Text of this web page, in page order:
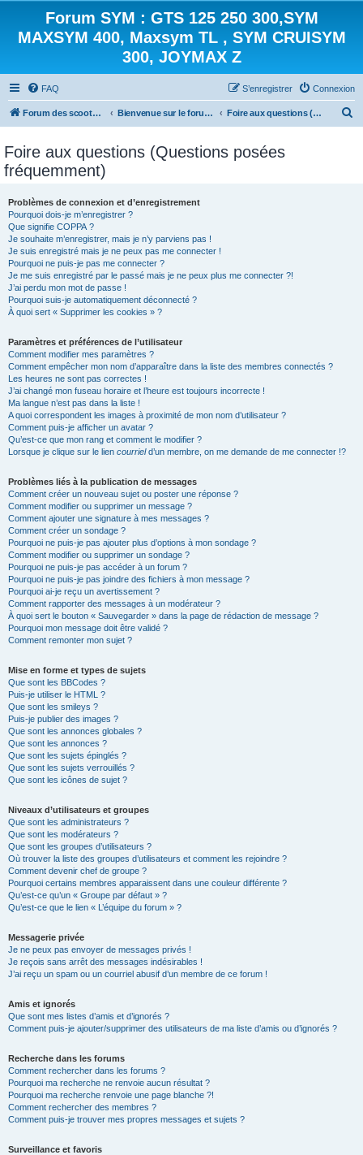
Forum SYM : GTS 125 250 300,SYM
MAXSYM 400, Maxsym TL , SYM CRUISYM
300, JOYMAX Z
FAQ Connexion
S’enregistrer
Forum des scooters SYM - GTS -MAXSYM - CRUISYM - JOYMAX - Maxsym TL Bienvenue sur le forum des scooters de la gamme SYM Foire aux questions (Questions posées fréquemment)
Foire aux questions (Questions posées
fréquemment)
Problèmes de connexion et d’enregistrement
Pourquoi dois-je m’enregistrer ?
Que signifie COPPA ?
Je souhaite m’enregistrer, mais je n’y parviens pas !
Je suis enregistré mais je ne peux pas me connecter !
Pourquoi ne puis-je pas me connecter ?
Je me suis enregistré par le passé mais je ne peux plus me connecter ?!
J’ai perdu mon mot de passe !
Pourquoi suis-je automatiquement déconnecté ?
À quoi sert « Supprimer les cookies » ?
Paramètres et préférences de l’utilisateur
Comment modifier mes paramètres ?
Comment empêcher mon nom d’apparaître dans la liste des membres connectés ?
Les heures ne sont pas correctes !
J’ai changé mon fuseau horaire et l’heure est toujours incorrecte !
Ma langue n’est pas dans la liste !
A quoi correspondent les images à proximité de mon nom d’utilisateur ?
Comment puis-je afficher un avatar ?
Qu’est-ce que mon rang et comment le modifier ?
Lorsque je clique sur le lien courrield’un membre, on me demande de me connecter !?
Problèmes liés à la publication de messages
Comment créer un nouveau sujet ou poster une réponse ?
Comment modifier ou supprimer un message ?
Comment ajouter une signature à mes messages ?
Comment créer un sondage ?
Pourquoi ne puis-je pas ajouter plus d’options à mon sondage ?
Comment modifier ou supprimer un sondage ?
Pourquoi ne puis-je pas accéder à un forum ?
Pourquoi ne puis-je pas joindre des fichiers à mon message ?
Pourquoi ai-je reçu un avertissement ?
Comment rapporter des messages à un modérateur ?
À quoi sert le bouton « Sauvegarder » dans la page de rédaction de message ?
Pourquoi mon message doit être validé ?
Comment remonter mon sujet ?
Mise en forme et types de sujets
Que sont les BBCodes ?
Puis-je utiliser le HTML ?
Que sont les smileys ?
Puis-je publier des images ?
Que sont les annonces globales ?
Que sont les annonces ?
Que sont les sujets épinglés ?
Que sont les sujets verrouillés ?
Que sont les icônes de sujet ?
Niveaux d’utilisateurs et groupes
Que sont les administrateurs ?
Que sont les modérateurs ?
Que sont les groupes d’utilisateurs ?
Où trouver la liste des groupes d’utilisateurs et comment les rejoindre ?
Comment devenir chef de groupe ?
Pourquoi certains membres apparaissent dans une couleur différente ?
Qu’est-ce qu’un « Groupe par défaut » ?
Qu’est-ce que le lien « L’équipe du forum » ?
Messagerie privée
Je ne peux pas envoyer de messages privés !
Je reçois sans arrêt des messages indésirables !
J’ai reçu un spam ou un courriel abusif d’un membre de ce forum !
Amis et ignorés
Que sont mes listes d’amis et d’ignorés ?
Comment puis-je ajouter/supprimer des utilisateurs de ma liste d’amis ou d’ignorés ?
Recherche dans les forums
Comment rechercher dans les forums ?
Pourquoi ma recherche ne renvoie aucun résultat ?
Pourquoi ma recherche renvoie une page blanche ?!
Comment rechercher des membres ?
Comment puis-je trouver mes propres messages et sujets ?
Surveillance et favoris